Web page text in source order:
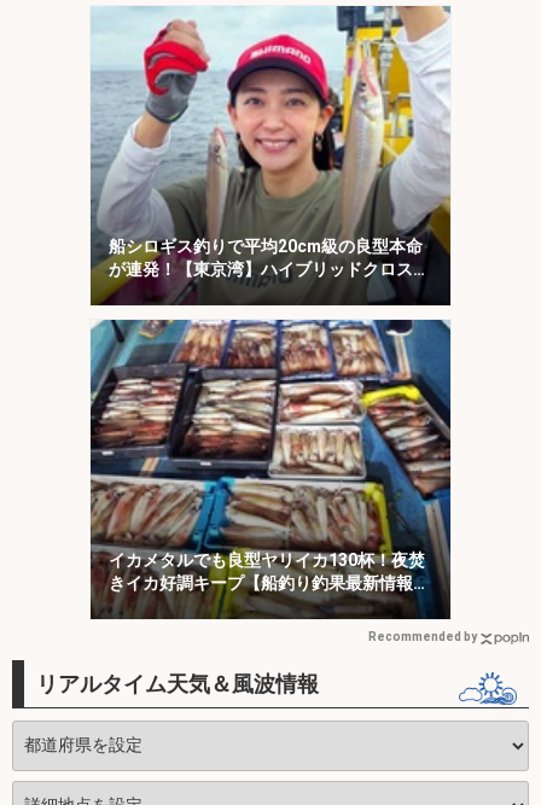
船シロギス釣りで平均20cm級の良型本命
が連発！【東京湾】ハイブリッドクロスに
好反応
イカメタルでも良型ヤリイカ130杯！夜焚
きイカ好調キープ【船釣り釣果最新情報13
選・玄界灘】
Recommended by
リアルタイム天気＆風波情報